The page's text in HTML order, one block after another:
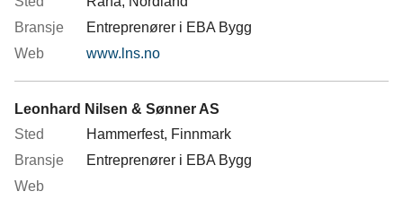
Entreprenører i EBA Bygg
www.lns.no
Leonhard Nilsen & Sønner AS
Hammerfest, Finnmark
Entreprenører i EBA Bygg